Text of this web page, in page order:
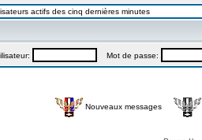
actifs des cinq dernières minutes
Mot de passe:
Nouveaux messages